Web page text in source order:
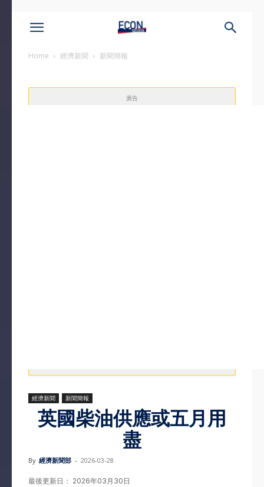
Home 經濟新聞 新聞簡報
廣告
經濟新聞 新聞簡報
英國柴油供應或五月用
盡
By 經濟新聞部 - 2026-03-28
最後更新日： 2026年03月30日